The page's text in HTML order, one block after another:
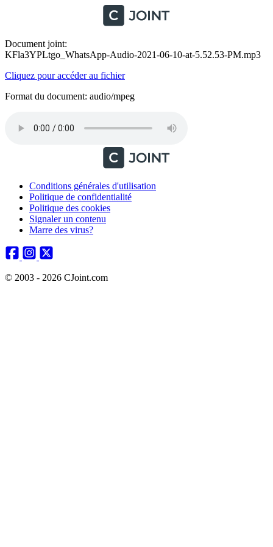
Document joint:
KFla3YPLtgo_WhatsApp-Audio-2021-06-10-at-5.52.53-PM.mp3
Cliquez pour accéder au fichier
Format du document: audio/mpeg
Conditions générales d'utilisation
Politique de confidentialité
Politique des cookies
Signaler un contenu
Marre des virus?
© 2003 - 2026 CJoint.com